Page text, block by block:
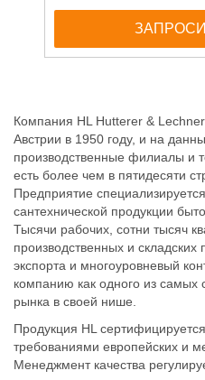
Компания HL Hutterer &
Австрии в 1950 году, и на
производственные филиалы и
есть более чем в пятидесяти
Предприятие
сантехнической продукции
Тысячи рабочих, сотни тысяч
производственных и
экспорта и многоуровневый
компанию как одного из самых
рынка в своей нише.
Продукция HL
требованиями европейских и
Менеджмент качества